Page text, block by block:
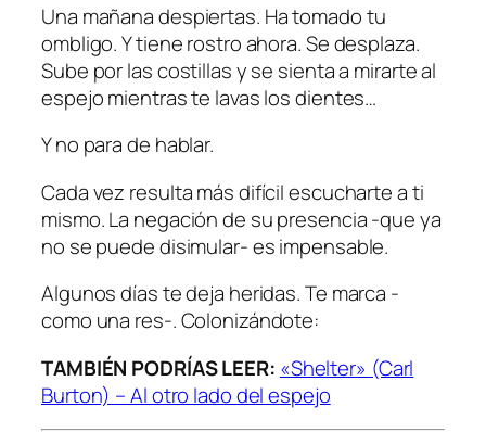
Una mañana despiertas. Ha tomado tu
ombligo. Y tiene rostro ahora. Se desplaza.
Sube por las costillas y se sienta a mirarte al
espejo mientras te lavas los dientes…
Y no para de hablar.
Cada vez resulta más difícil escucharte a ti
mismo. La negación de su presencia -que ya
no se puede disimular- es impensable.
Algunos días te deja heridas. Te marca -
como una res-. Colonizándote:
TAMBIÉN PODRÍAS LEER: «Shelter» (Carl
Burton) – Al otro lado del espejo